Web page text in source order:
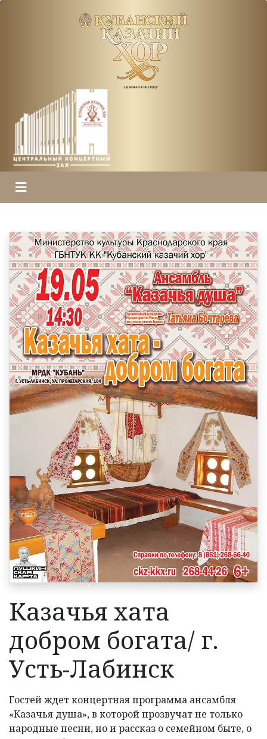
ГЛАВНАЯ
КОЛЛЕКТИВЫ
КАЗАЧЬЯ ДУША
ОРКЕСТР КАМЕРНОЙ МУЗЫКИ БЛАГОВЕСТ
ФЕСТИВАЛИ
НОВОСТИ
УСЛУГИ
БОЛЬШОЙ ЗАЛ
МАЛЫЙ ЗАЛ
ФОЙЕ
ОРГАНИЗАЦИЯ МЕРОПРИЯТИЙ
ОРГАНИЗАЦИЯ ПИТАНИЯ
АФИША
ВИДЕО
КОНТАКТЫ
Казачья хата
добром богата/ г.
Усть-Лабинск
Гостей ждет концертная программа ансамбля
«Казачья душа», в которой прозвучат не только
народные песни, но и рассказ о семейном быте, о